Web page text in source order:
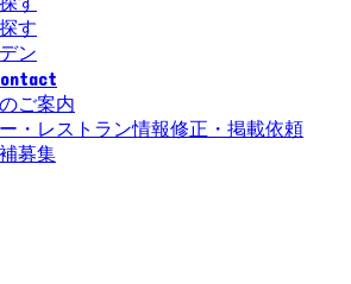
す
ン
ご案内
・レストラン情報修正・掲載依頼
募集